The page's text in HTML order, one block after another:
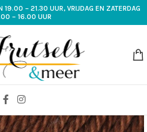
19.00 – 21.30 UUR, VRIJDAG EN ZATERDAG
– 16.00 UUR